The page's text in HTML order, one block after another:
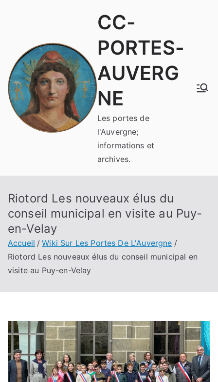
CC-
PORTES-
AUVERG
NE
Les portes de
l'Auvergne;
informations et
archives.
Riotord Les nouveaux élus du
conseil municipal en visite au Puy-
en-Velay
Accueil
Wiki Sur Les Portes De L'Auvergne
Riotord Les nouveaux élus du conseil municipal en
visite au Puy-en-Velay